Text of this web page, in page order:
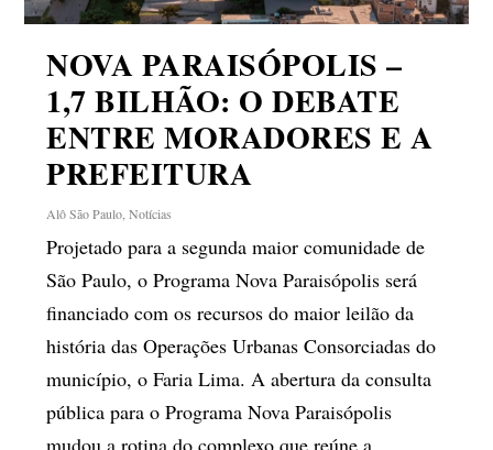
NOVA PARAISÓPOLIS –
1,7 BILHÃO: O DEBATE
ENTRE MORADORES E A
PREFEITURA
Alô São Paulo ,Notícias
Projetado para a segunda maior comunidade de
São Paulo, o Programa Nova Paraisópolis será
financiado com os recursos do maior leilão da
história das Operações Urbanas Consorciadas do
município, o Faria Lima. A abertura da consulta
pública para o Programa Nova Paraisópolis
mudou a rotina do complexo que reúne a